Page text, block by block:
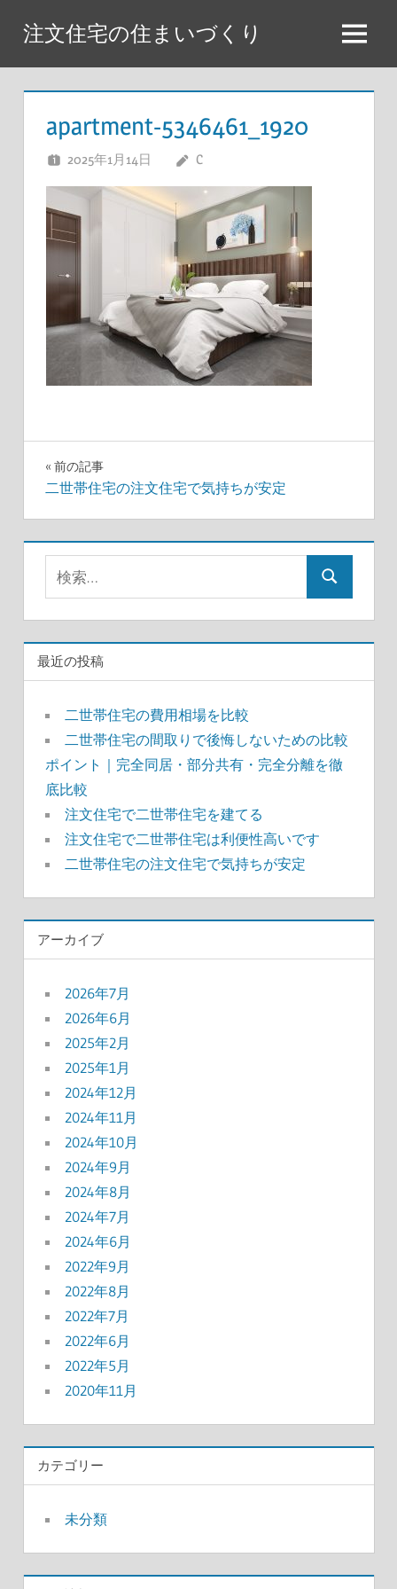
テ
注文住宅の住まいづくり
メ
ニ
ュ
apartment-5346461_1920
2025年1月14日 C
投
ナ
ビ
ー
シ
ョ
ン
前の記事
二世帯住宅の注文住宅で気持ちが安定
検
最近の投稿
二世帯住宅の費用相場を比較
二世帯住宅の間取りで後悔しないための比較
ポイント｜完全同居・部分共有・完全分離を徹
底比較
注文住宅で二世帯住宅を建てる
注文住宅で二世帯住宅は利便性高いです
二世帯住宅の注文住宅で気持ちが安定
アーカイブ
2026年7月
2026年6月
2025年2月
2025年1月
2024年12月
2024年11月
2024年10月
2024年9月
2024年8月
2024年7月
2024年6月
2022年9月
2022年8月
2022年7月
2022年6月
2022年5月
2020年11月
カテゴリー
未分類